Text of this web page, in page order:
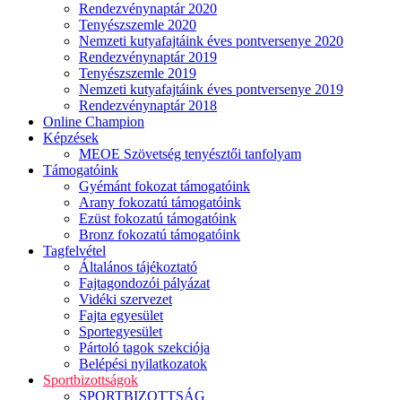
Rendezvénynaptár 2020
Tenyészszemle 2020
Nemzeti kutyafajtáink éves pontversenye 2020
Rendezvénynaptár 2019
Tenyészszemle 2019
Nemzeti kutyafajtáink éves pontversenye 2019
Rendezvénynaptár 2018
Online Champion
Képzések
MEOE Szövetség tenyésztői tanfolyam
Támogatóink
Gyémánt fokozat támogatóink
Arany fokozatú támogatóink
Ezüst fokozatú támogatóink
Bronz fokozatú támogatóink
Tagfelvétel
Általános tájékoztató
Fajtagondozói pályázat
Vidéki szervezet
Fajta egyesület
Sportegyesület
Pártoló tagok szekciója
Belépési nyilatkozatok
Sportbizottságok
SPORTBIZOTTSÁG